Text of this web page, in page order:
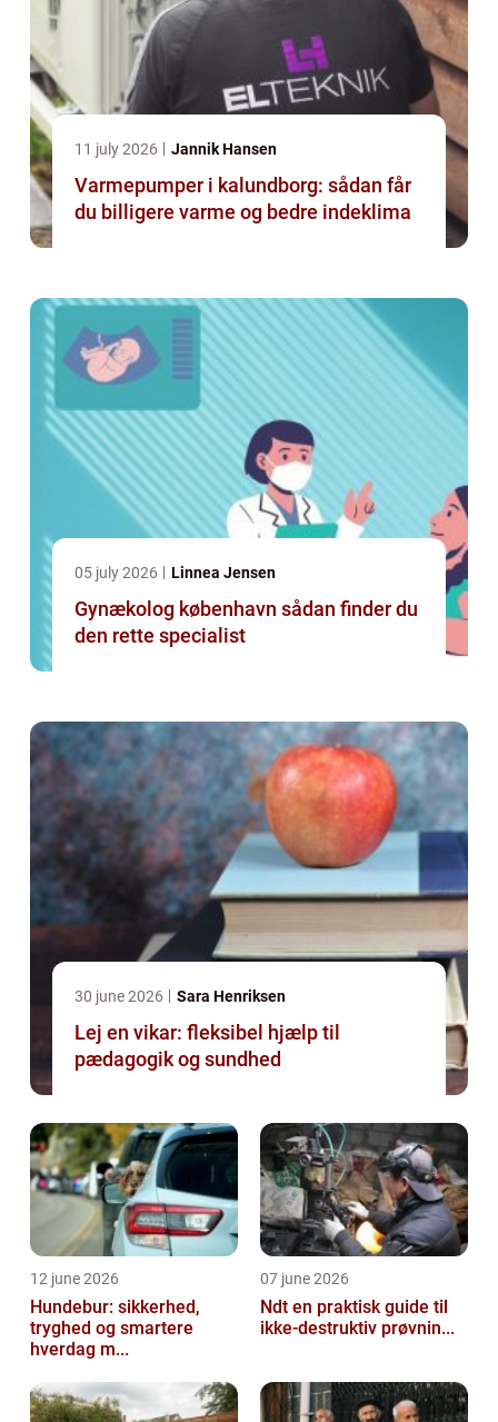
11 july 2026 Jannik Hansen
Varmepumper i kalundborg: sådan får
du billigere varme og bedre indeklima
05 july 2026 Linnea Jensen
Gynækolog københavn sådan finder du
den rette specialist
30 june 2026 Sara Henriksen
Lej en vikar: fleksibel hjælp til
pædagogik og sundhed
12 june 2026
Hundebur: sikkerhed,
tryghed og smartere
hverdag m...
07 june 2026
Ndt en praktisk guide til
ikke-destruktiv prøvnin...